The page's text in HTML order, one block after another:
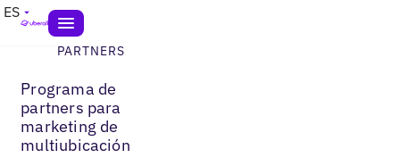
ES
PARTNERS
Programa de
partners para
marketing de
multiubicación